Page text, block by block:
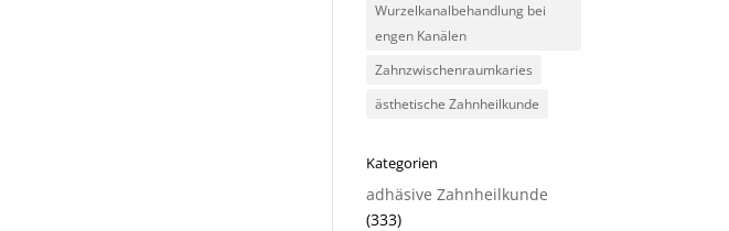
Wurzelkanalbehandlung bei
engen Kanälen
Zahnzwischenraumkaries
ästhetische Zahnheilkunde
Kategorien
adhäsive Zahnheilkunde
(333)